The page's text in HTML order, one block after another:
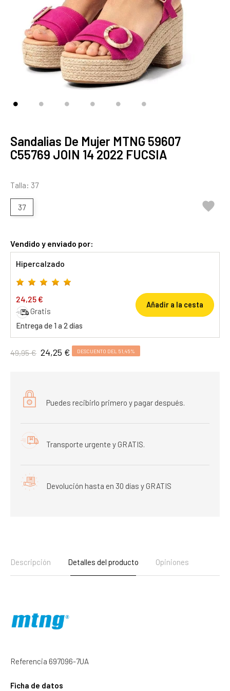
Sandalias De Mujer MTNG 59607
C55769 JOIN 14 2022 FUCSIA
Talla: 37
37 
Vendido y enviado por:
Hipercalzado
24,25 €
Gratis
Entrega de 1 a 2 días
Añadir a la cesta
49,95 € 24,25 € DESCUENTO DEL 51,45%
Puedes recibirlo primero y pagar después.
Transporte urgente y GRATIS.
Devolución hasta en 30 días y GRATIS
Descripción Detalles del producto Opiniones
Referencia 697096-7UA
Ficha de datos